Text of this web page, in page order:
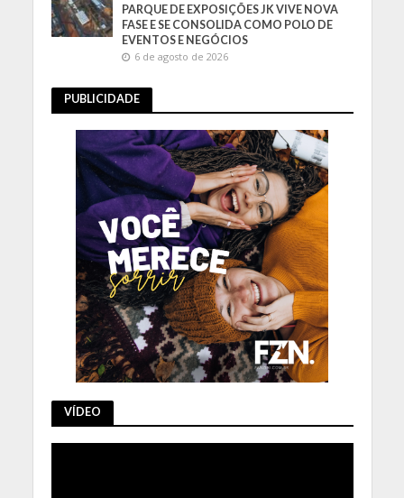
PARQUE DE EXPOSIÇÕES JK VIVE NOVA
FASE E SE CONSOLIDA COMO POLO DE
EVENTOS E NEGÓCIOS
6 de agosto de 2026
PUBLICIDADE
VÍDEO